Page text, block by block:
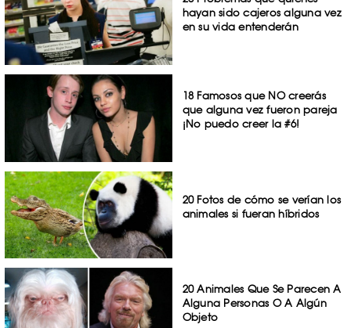
hayan sido cajeros alguna vez
en su vida entenderán
18 Famosos que NO creerás
que alguna vez fueron pareja
¡No puedo creer la #6!
20 Fotos de cómo se verían los
animales si fueran híbridos
20 Animales Que Se Parecen A
Alguna Personas O A Algún
Objeto